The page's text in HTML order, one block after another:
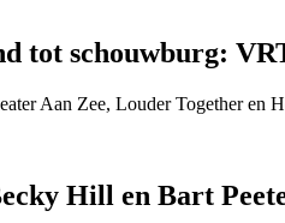
tot schouwburg:
Aan Zee, Louder Together en
Hill en Bart